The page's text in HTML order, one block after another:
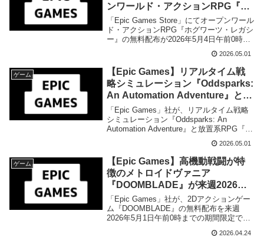
ンワールド・アクションRPG『ホ
グワーツ・レガシー』の無料配布
が2026年5月4日午前0時までの期
間限定で開始
「Epic Games Store」にてオープンワール
ド・アクションRPG『ホグワーツ・レガシ
ー』の無料配布が2026年5月4日午前0時ま
での期間限定で開始されました。
2026.05.01
ゲーム
【Epic Games】リアルタイム戦
略シミュレーション『Oddsparks:
An Automation Adventure』と放
置系RPG『ファイアストン – 放置
クリッカーオンラインRPG』の
DLCが来週2026年5月8日午前0時
までの期間限定で無料配布を開
始！
「Epic Games」社が、リアルタイム戦略
シミュレーション『Oddsparks: An
Automation Adventure』と放置系RPG『フ
RPG』のDLCの無料配布を来週2026年5月
8日午前0時までの期間限定で開始致しまし
た。
2026.05.01
ゲーム
【Epic Games】高機動戦闘が特
徴のメトロイドヴァニア
『DOOMBLADE』が来週2026年5
月1日午前0時までの期間限定で無
料配布を開始！
「Epic Games」社が、2Dアクションゲー
ム『DOOMBLADE』の無料配布を来週
2026年5月1日午前0時までの期間限定で開
2026.04.24